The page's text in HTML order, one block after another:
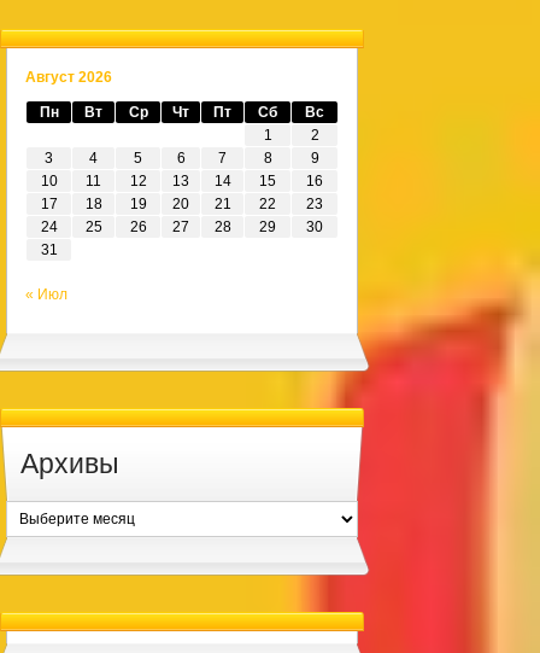
Август 2026
Пн Вт Ср Чт Пт Сб
Вс
1
2
3
4 5 6 7 8
9
10
11 12 13 14 15
16
17
18 19 20 21 22
23
24
25 26 27 28 29
30
31
« Июл
Архивы
Архивы